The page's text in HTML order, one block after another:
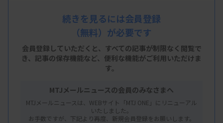
DX 』その先に・・・・・」とし、厚生労働省が進
めている電子カルテ情報共有サービスへの対応を呼
びかけた。その上で、デジタル技術を使って検査室
業務を効率化し、タスクシフト・シェアなどへ業務
続きを見るには会員登録
（無料）が必要です
会員登録していただくと、すべての記事が制限なく閲覧で
き、 記事の保存機能など、便利な機能がご利用いただけま
す。
MTJメールニュースの会員のみなさまへ
MTJメールニュースは、WEBサイト「MTJ ONE」にリニューアル
いたしました。
お手数ですが、下記より再度、新規会員登録をお願いします。